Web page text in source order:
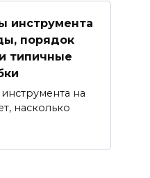
инструмента
порядок
типичные
на
насколько